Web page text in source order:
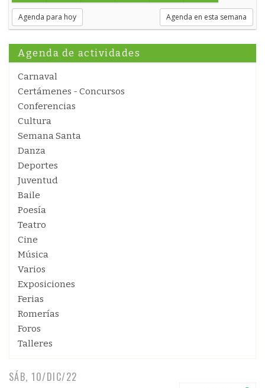
Agenda para hoy Agenda en esta semana
Agenda de actividades
Carnaval
Certámenes - Concursos
Conferencias
Cultura
Semana Santa
Danza
Deportes
Juventud
Baile
Poesía
Teatro
Cine
Música
Varios
Exposiciones
Ferias
Romerías
Foros
Talleres
SÁB, 10/DIC/22